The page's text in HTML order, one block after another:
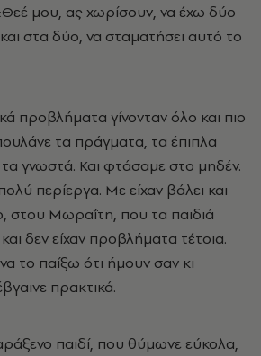
μου, ας χωρίσουν, να έχω δύο
στα δύο, να σταματήσει αυτό το
προβλήματα γίνονταν όλο και πιο
τα πράγματα, τα έπιπλα
γνωστά. Και φτάσαμε στο μηδέν.
περίεργα. Με είχαν βάλει και
στου Μωραΐτη, που τα παιδιά
δεν είχαν προβλήματα τέτοια.
το παίξω ότι ήμουν σαν κι
πρακτικά.
παιδί, που θύμωνε εύκολα,